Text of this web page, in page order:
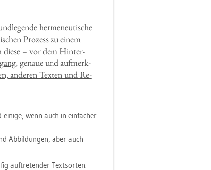
her­me­neu­ti­sche
Pro­zess zu einem
diese – vor dem Hin­ter­
, ge­naue und auf­merk­
an­de­ren Tex­ten und Re­
wenn auch in ein­fa­cher
Ab­bil­dun­gen, aber auch
auf­tre­ten­der Text­sor­ten.